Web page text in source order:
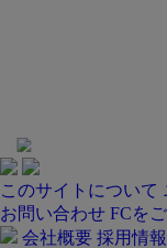
このサイトについて
お問い合わせ FCを
会社概要 採用情報